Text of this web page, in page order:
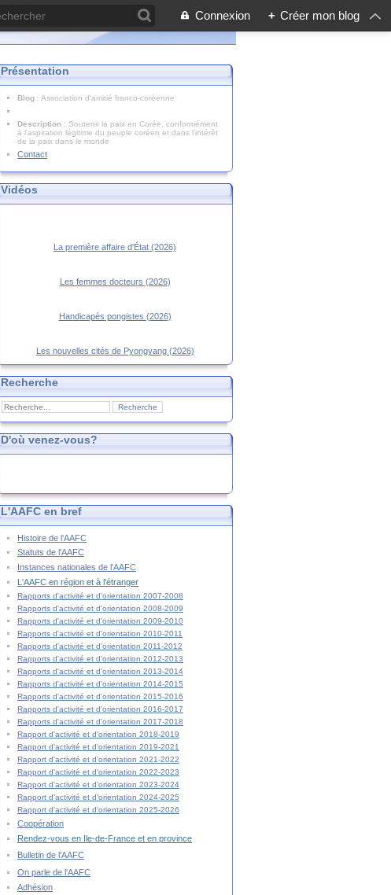
Connexion + Créer mon blog
Présentation
Blog : Association d'amitié franco-coréenne
Description : Soutenir la paix en Corée, conformément
à l'aspiration légitime du peuple coréen et dans l’intérêt
de la paix dans le monde
Contact
Vidéos
La première affaire d'État (2026)
Les femmes docteurs (2026)
Handicapés pongistes (2026)
Les nouvelles cités de Pyongyang (2026)
Recherche
D'où venez-vous?
L'AAFC en bref
Histoire de l'AAFC
Statuts de l'AAFC
Instances nationales de l'AAFC
L'AAFC en région et à l'étranger
Rapports d'activité et d'orientation 2007-2008
Rapports d'activité et d'orientation 2008-2009
Rapports d'activité et d'orientation 2009-2010
Rapports d'activité et d'orientation 2010-2011
Rapports d'activité et d'orientation 2011-2012
Rapports d'activité et d'orientation 2012-2013
Rapports d'activité et d'orientation 2013-2014
Rapports d'activité et d'orientation 2014-2015
Rapports d'activité et d'orientation 2015-2016
Rapports d'activité et d'orientation 2016-2017
Rapports d'activité et d'orientation 2017-2018
Rapport d'activité et d'orientation 2018-2019
Rapport d'activité et d'orientation 2019-2021
Rapport d'activité et d'orientation 2021-2022
Rapport d'activité et d'orientation 2022-2023
Rapport d'activité et d'orientation 2023-2024
Rapport d'activité et d'orientation 2024-2025
Rapport d'activité et d'orientation 2025-2026
Coopération
Rendez-vous en Ile-de-France et en province
Bulletin de l'AAFC
On parle de l'AAFC
Adhésion